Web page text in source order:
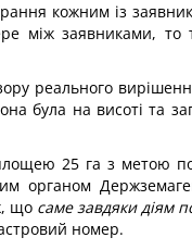
кожним із
між заявниками,
реального
була на висоті та
25 га з метою
органом
що саме завдяки діям
номер.